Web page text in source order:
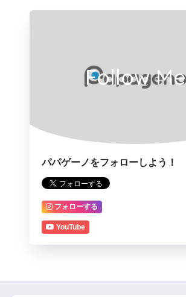
Follow Me
パパゲーノをフォローしよう！
フォローする
YouTube